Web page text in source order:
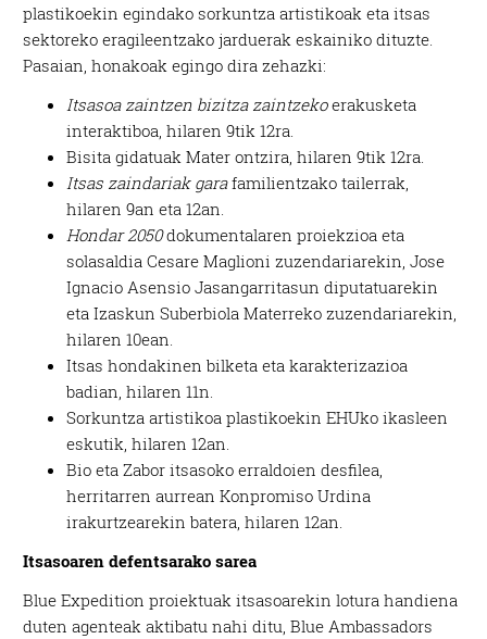
plastikoekin egindako sorkuntza artistikoak eta itsas
sektoreko eragileentzako jarduerak eskainiko dituzte.
Pasaian, honakoak egingo dira zehazki:
Itsasoa zaintzen bizitza zaintzekoerakusketa
interaktiboa, hilaren 9tik 12ra.
Bisita gidatuak Mater ontzira, hilaren 9tik 12ra.
Itsas zaindariak garafamilientzako tailerrak,
hilaren 9an eta 12an.
Hondar 2050dokumentalaren proiekzioa eta
solasaldia Cesare Maglioni zuzendariarekin, Jose
Ignacio Asensio Jasangarritasun diputatuarekin
eta Izaskun Suberbiola Materreko zuzendariarekin,
hilaren 10ean.
Itsas hondakinen bilketa eta karakterizazioa
badian, hilaren 11n.
Sorkuntza artistikoa plastikoekin EHUko ikasleen
eskutik, hilaren 12an.
Bio eta Zabor itsasoko erraldoien desfilea,
herritarren aurrean Konpromiso Urdina
irakurtzearekin batera, hilaren 12an.
Itsasoaren defentsarako sarea
Blue Expedition proiektuak itsasoarekin lotura handiena
duten agenteak aktibatu nahi ditu, Blue Ambassadors